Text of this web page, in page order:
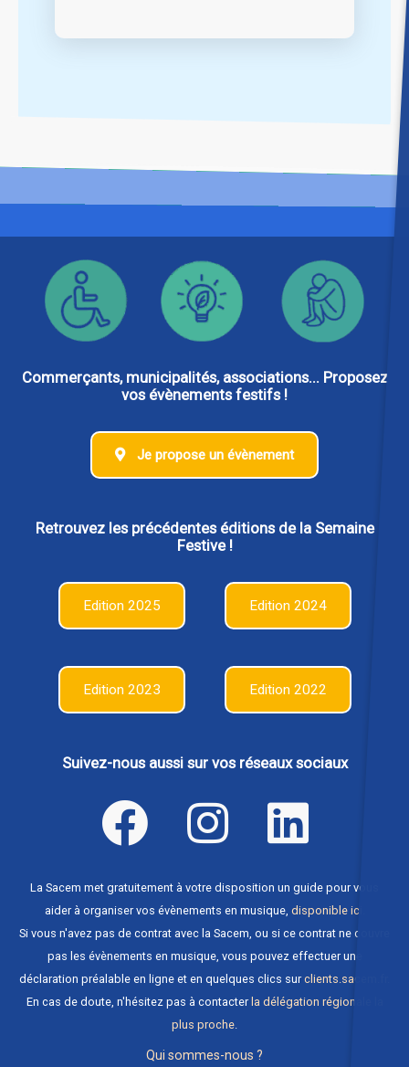
Commerçants, municipalités, associations... Proposez
vos évènements festifs !
Je propose un évènement
Retrouvez les précédentes éditions de la Semaine
Festive !
Edition 2025 Edition 2024
Edition 2023 Edition 2022
Suivez-nous aussi sur vos réseaux sociaux
La Sacem met gratuitement à votre disposition un guide pour vous
aider à organiser vos évènements en musique, disponible ici
Si vous n'avez pas de contrat avec la Sacem, ou si ce contrat ne couvre
pas les évènements en musique, vous pouvez effectuer une
déclaration préalable en ligne et en quelques clics surclients.sacem.fr
En cas de doute, n'hésitez pas à contacter la délégation régionale la
plus proche
Qui sommes-nous ?